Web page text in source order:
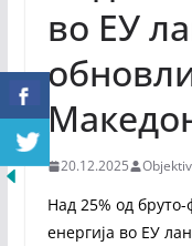
во ЕУ
20.12.2025
Над 25% од
енергија во ЕУ